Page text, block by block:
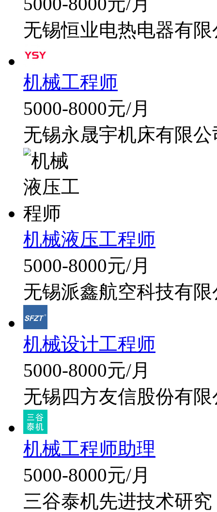
无锡恒业电热电器有限
机械工程师
5000-8000元/月
无锡永晟宇机床有限公
机械液压工程师
5000-8000元/月
无锡派鑫航空科技有限
机械设计工程师
5000-8000元/月
无锡四方友信股份有限
机械工程师助理
5000-8000元/月
三谷泰机先进技术研